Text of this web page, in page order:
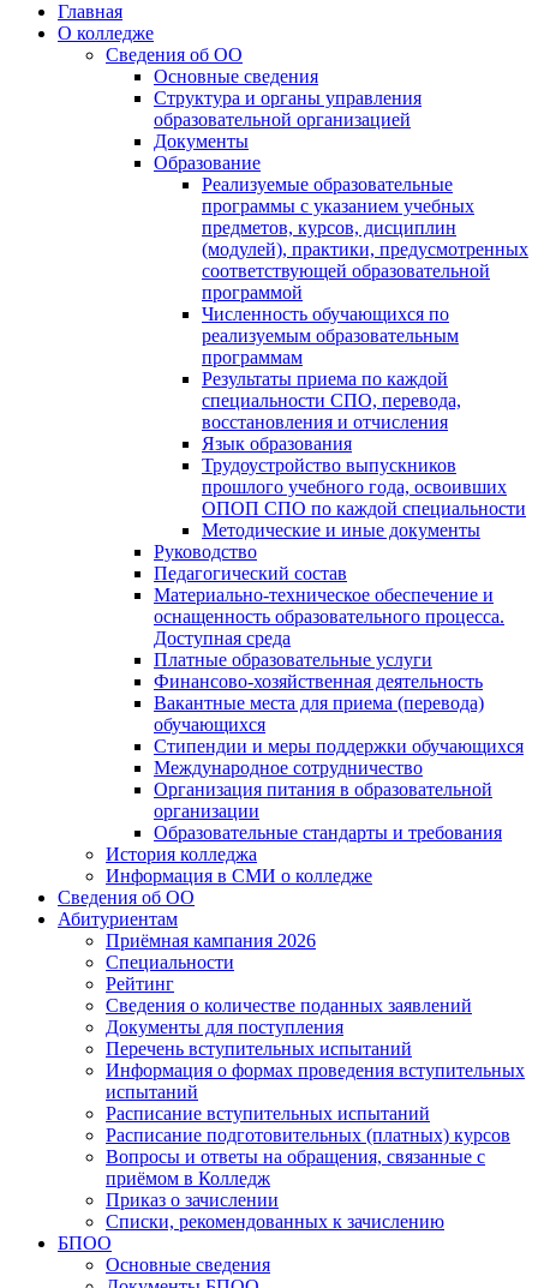
Главная
О колледже
Сведения об ОО
Основные сведения
Структура и органы управления
образовательной организацией
Документы
Образование
Реализуемые образовательные
программы с указанием учебных
предметов, курсов, дисциплин
(модулей), практики, предусмотренных
соответствующей образовательной
программой
Численность обучающихся по
реализуемым образовательным
программам
Результаты приема по каждой
специальности СПО, перевода,
восстановления и отчисления
Язык образования
Трудоустройство выпускников
прошлого учебного года, освоивших
ОПОП СПО по каждой специальности
Методические и иные документы
Руководство
Педагогический состав
Материально-техническое обеспечение и
оснащенность образовательного процесса.
Доступная среда
Платные образовательные услуги
Финансово-хозяйственная деятельность
Вакантные места для приема (перевода)
обучающихся
Стипендии и меры поддержки обучающихся
Международное сотрудничество
Организация питания в образовательной
организации
Образовательные стандарты и требования
История колледжа
Информация в СМИ о колледже
Сведения об ОО
Абитуриентам
Приёмная кампания 2026
Специальности
Рейтинг
Сведения о количестве поданных заявлений
Документы для поступления
Перечень вступительных испытаний
Информация о формах проведения вступительных
испытаний
Расписание вступительных испытаний
Расписание подготовительных (платных) курсов
Вопросы и ответы на обращения, связанные с
приёмом в Колледж
Приказ о зачислении
Списки, рекомендованных к зачислению
БПОО
Основные сведения